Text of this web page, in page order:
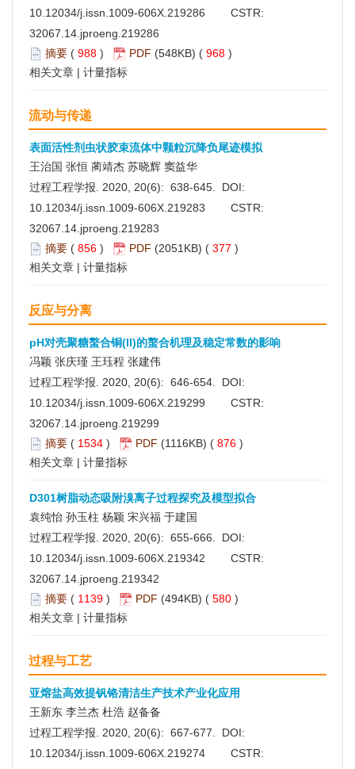
10.12034/j.issn.1009-606X.219286
CSTR:
32067.14.jproeng.219286
摘要 ( 988 ) PDF (548KB) ( 968 )
相关文章 | 计量指标
流动与传递
表面活性剂虫状胶束流体中颗粒沉降负尾迹模拟
王治国 张恒 蔺靖杰 苏晓辉 窦益华
过程工程学报. 2020, 20(6): 638-645. DOI:
10.12034/j.issn.1009-606X.219283
CSTR:
32067.14.jproeng.219283
摘要 ( 856 ) PDF (2051KB) ( 377 )
相关文章 | 计量指标
反应与分离
pH对壳聚糖螯合铜(II)的螯合机理及稳定常数的影响
冯颖 张庆瑾 王珏程 张建伟
过程工程学报. 2020, 20(6): 646-654. DOI:
10.12034/j.issn.1009-606X.219299
CSTR:
32067.14.jproeng.219299
摘要 ( 1534 ) PDF (1116KB) ( 876 )
相关文章 | 计量指标
D301树脂动态吸附溴离子过程探究及模型拟合
袁纯怡 孙玉柱 杨颖 宋兴福 于建国
过程工程学报. 2020, 20(6): 655-666. DOI:
10.12034/j.issn.1009-606X.219342
CSTR:
32067.14.jproeng.219342
摘要 ( 1139 ) PDF (494KB) ( 580 )
相关文章 | 计量指标
过程与工艺
亚熔盐高效提钒铬清洁生产技术产业化应用
王新东 李兰杰 杜浩 赵备备
过程工程学报. 2020, 20(6): 667-677. DOI:
10.12034/j.issn.1009-606X.219274
CSTR: